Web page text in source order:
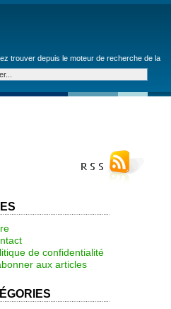
trouver depuis le moteur de recherche de la
de confidentialité
aux articles